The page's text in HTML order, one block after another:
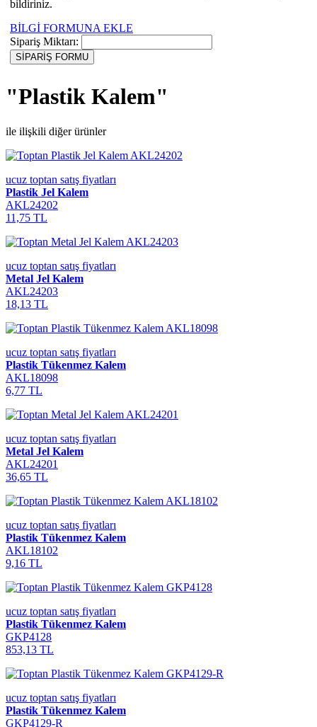
bildiriniz.
BİLGİ FORMUNA EKLE
Sipariş Miktarı:
"Plastik Kalem"
ile ilişkili diğer ürünler
ucuz toptan satış fiyatları
Plastik Jel Kalem
AKL24202
11,75 TL
ucuz toptan satış fiyatları
Metal Jel Kalem
AKL24203
18,13 TL
ucuz toptan satış fiyatları
Plastik Tükenmez Kalem
AKL18098
6,77 TL
ucuz toptan satış fiyatları
Metal Jel Kalem
AKL24201
36,65 TL
ucuz toptan satış fiyatları
Plastik Tükenmez Kalem
AKL18102
9,16 TL
ucuz toptan satış fiyatları
Plastik Tükenmez Kalem
GKP4128
853,13 TL
ucuz toptan satış fiyatları
Plastik Tükenmez Kalem
GKP4129-R